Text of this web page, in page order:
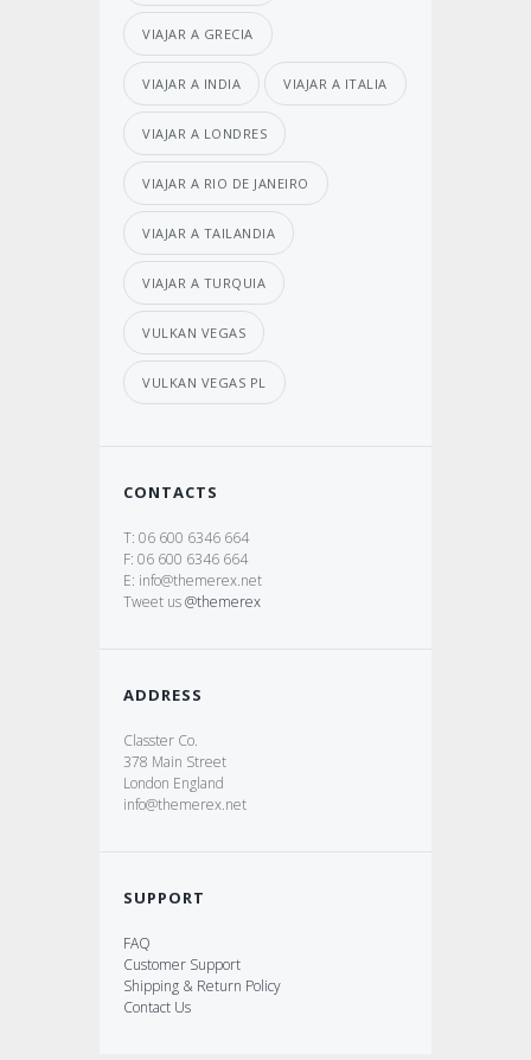
VIAJAR A GRECIA
VIAJAR A INDIA VIAJAR A ITALIA
VIAJAR A LONDRES
VIAJAR A RIO DE JANEIRO
VIAJAR A TAILANDIA
VIAJAR A TURQUIA
VULKAN VEGAS
VULKAN VEGAS PL
CONTACTS
T: 06 600 6346 664
F: 06 600 6346 664
E: info@themerex.net
Tweet us@themerex
ADDRESS
Classter Co.
378 Main Street
London England
info@themerex.net
SUPPORT
FAQ
Customer Support
Shipping & Return Policy
Contact Us